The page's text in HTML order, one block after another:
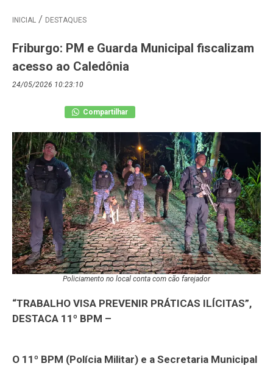
INICIAL DESTAQUES
Friburgo: PM e Guarda Municipal fiscalizam
acesso ao Caledônia
24/05/2026 10:23:10
Compartilhar
Policiamento no local conta com cão farejador
“TRABALHO VISA PREVENIR PRÁTICAS ILÍCITAS”,
DESTACA 11º BPM –
O 11º BPM (Polícia Militar) e a Secretaria Municipal